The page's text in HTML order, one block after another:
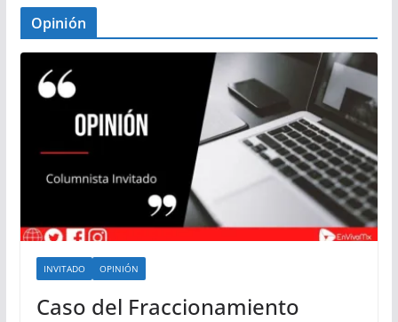
Opinión
INVITADO OPINIÓN
Caso del Fraccionamiento